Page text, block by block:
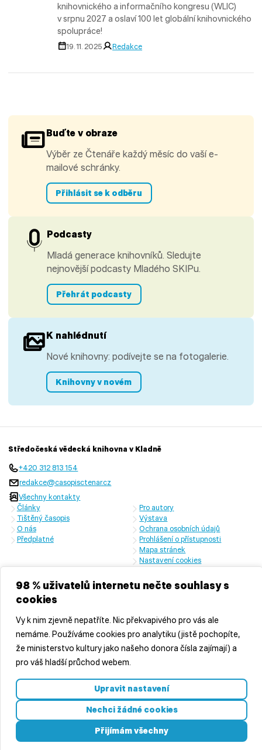
98 % uživatelů internetu nečte souhlasy s
cookies
Vy k nim zjevně nepatříte. Nic překvapivého pro vás ale
nemáme. Používáme cookies pro analytiku (jistě pochopíte,
že ministerstvo kultury jako našeho donora čísla zajímají) a
pro váš hladší průchod webem.
Upravit nastavení
Nechci žádné cookies
Přijímám všechny
knihovnického a informačního kongresu (WLIC)
v srpnu 2027 a oslaví 100 let globální knihovnického
spolupráce!
19. 11. 2025 Redakce
Buďte v obraze
Výběr ze Čtenáře každý měsíc do vaší e-
mailové schránky.
Přihlásit se k odběru
Podcasty
Mladá generace knihovníků. Sledujte
nejnovější podcasty Mladého SKIPu.
Přehrát podcasty
K nahlédnutí
Nové knihovny: podívejte se na fotogalerie.
Knihovny v novém
Středočeská vědecká knihovna v Kladně
+420 312 813 154
redakce@casopisctenar.cz
Všechny kontakty
Články
Tištěný časopis
O nás
Předplatné
Pro autory
Výstava
Ochrana osobních údajů
Prohlášení o přístupnosti
Mapa stránek
Nastavení cookies
České republiky a Středočeského kraje
© 2026 Středočeská vědecká knihovna v Kladně, příspěvková
organizace